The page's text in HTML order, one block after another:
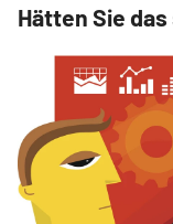
Hätten Sie